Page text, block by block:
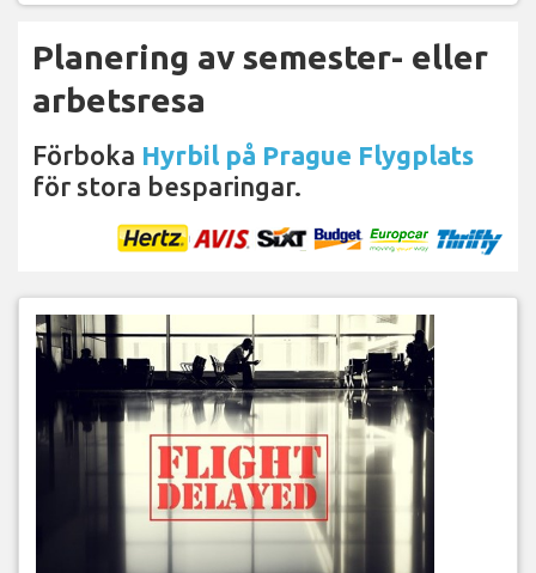
Planering av semester- eller
arbetsresa
Förboka Hyrbil på Prague Flygplats
för stora besparingar.